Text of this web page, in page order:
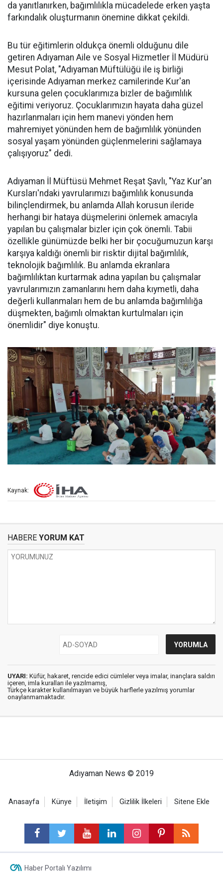
da yanıtlanırken, bağımlılıkla mücadelede erken yaşta
farkındalık oluşturmanın önemine dikkat çekildi.
Bu tür eğitimlerin oldukça önemli olduğunu dile
getiren Adıyaman Aile ve Sosyal Hizmetler İl Müdürü
Mesut Polat, "Adıyaman Müftülüğü ile iş birliği
içerisinde Adıyaman merkez camilerinde Kur'an
kursuna gelen çocuklarımıza bizler de bağımlılık
eğitimi veriyoruz. Çocuklarımızın hayata daha güzel
hazırlanmaları için hem manevi yönden hem
mahremiyet yönünden hem de bağımlılık yönünden
sosyal yaşam yönünden güçlenmelerini sağlamaya
çalışıyoruz" dedi.
Adıyaman İl Müftüsü Mehmet Reşat Şavlı, "Yaz Kur'an
Kursları'ndaki yavrularımızı bağımlılık konusunda
bilinçlendirmek, bu anlamda Allah korusun ileride
herhangi bir hataya düşmelerini önlemek amacıyla
yapılan bu çalışmalar bizler için çok önemli. Tabii
özellikle günümüzde belki her bir çocuğumuzun karşı
karşıya kaldığı önemli bir risktir dijital bağımlılık,
teknolojik bağımlılık. Bu anlamda ekranlara
bağımlılıktan kurtarmak adına yapılan bu çalışmalar
yavrularımızın zamanlarını hem daha kıymetli, daha
değerli kullanmaları hem de bu anlamda bağımlılığa
düşmekten, bağımlı olmaktan kurtulmaları için
önemlidir" diye konuştu.
Kaynak:
HABERE YORUM KAT
UYARI: Küfür, hakaret, rencide edici cümleler veya imalar, inançlara saldırı
içeren, imla kuralları ile yazılmamış,
Türkçe karakter kullanılmayan ve büyük harflerle yazılmış yorumlar
onaylanmamaktadır.
Adıyaman News © 2019
Anasayfa Künye İletişim Gizlilik İlkeleri Sitene Ekle
Haber Portalı Yazılımı